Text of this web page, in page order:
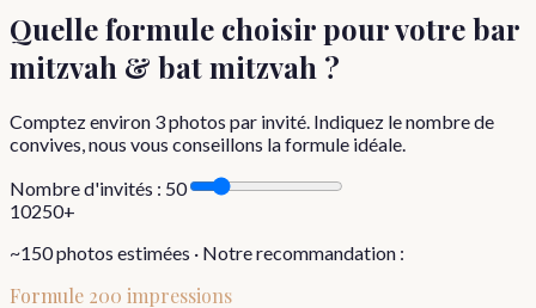
Quelle formule choisirpour votre bar
mitzvah & bat mitzvah ?
Comptez environ 3photos par invité. Indiquez le nombre de
convives, nous vous conseillons la formule idéale.
Nombre d'invités : 50
10250+
~150photos estimées · Notre recommandation :
Formule 200 impressions